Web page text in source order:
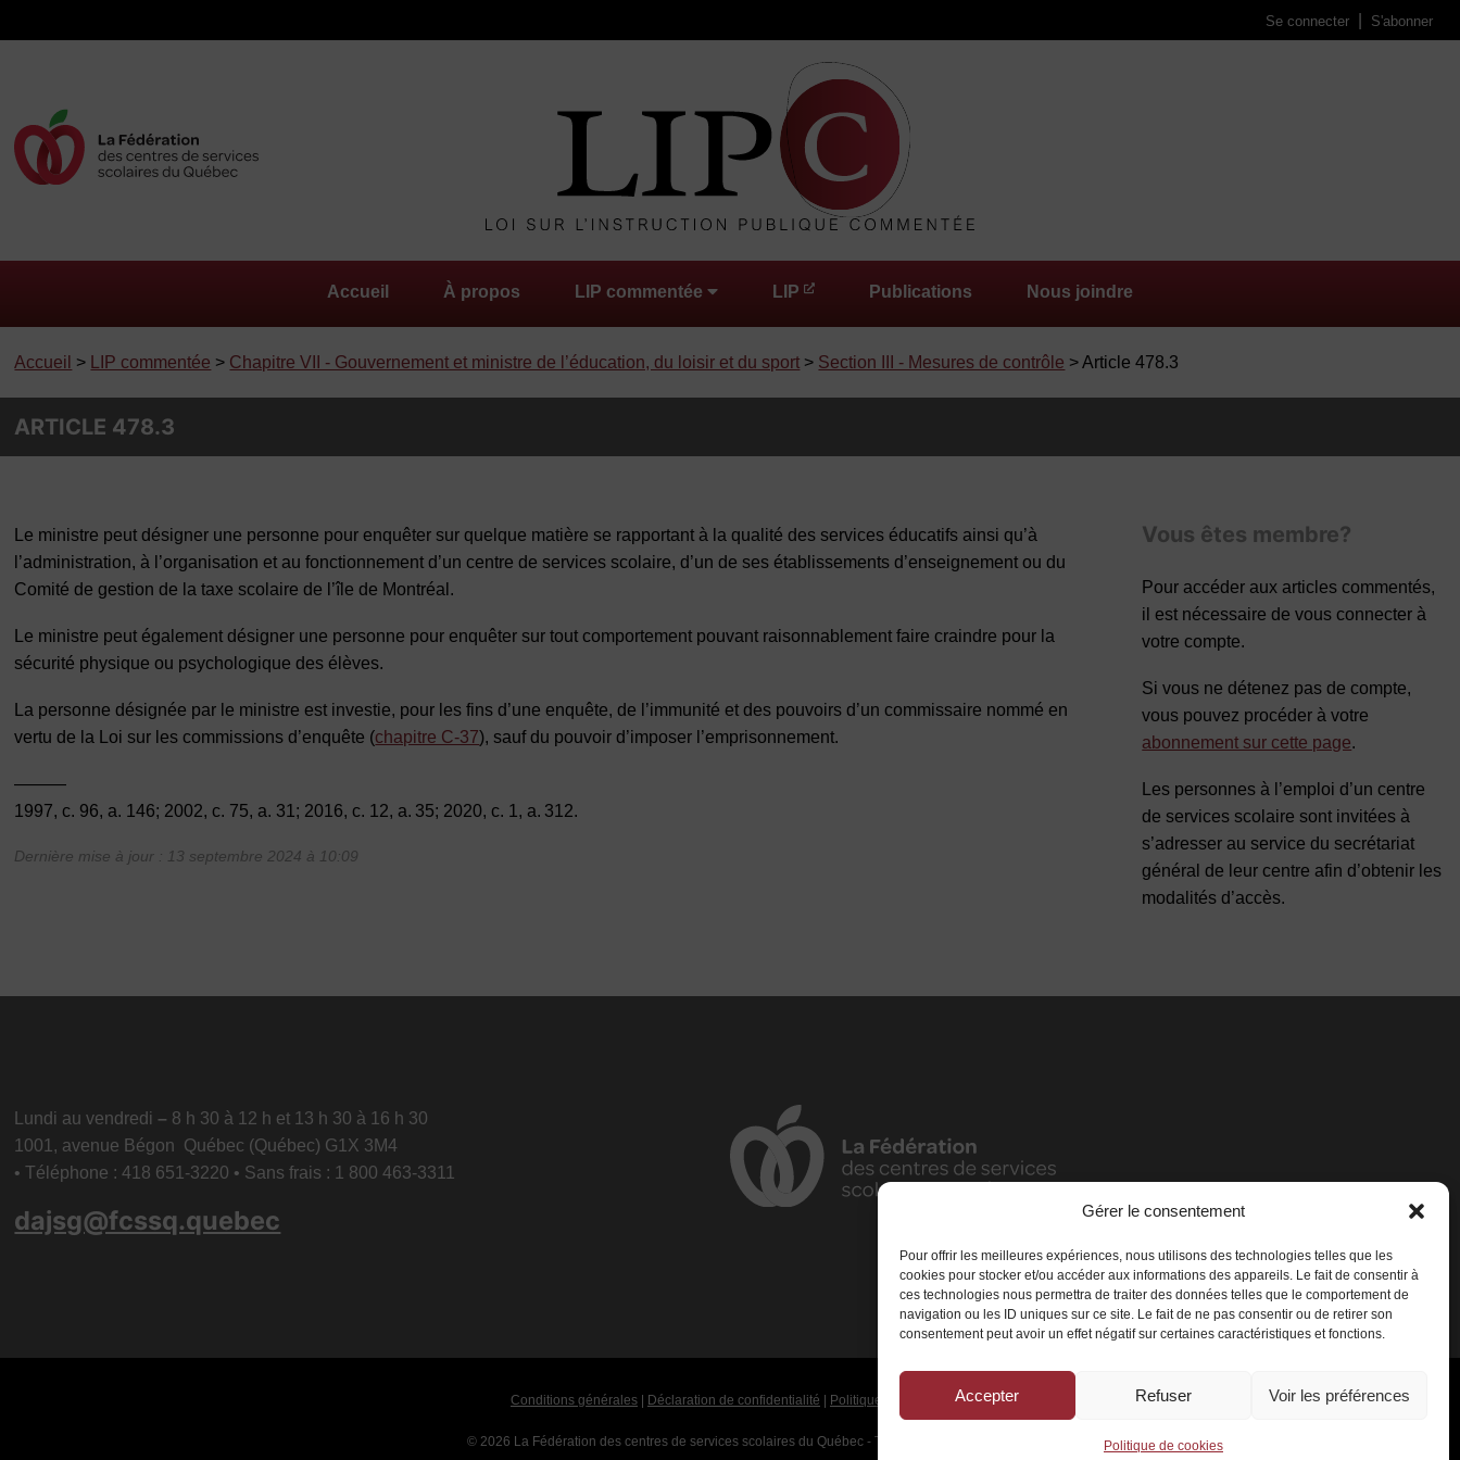
Gérer le consentement
Pour offrir les meilleures expériences, nous utilisons des technologies telles que les
cookies pour stocker et/ou accéder aux informations des appareils. Le fait de consentir à
ces technologies nous permettra de traiter des données telles que le comportement de
navigation ou les ID uniques sur ce site. Le fait de ne pas consentir ou de retirer son
consentement peut avoir un effet négatif sur certaines caractéristiques et fonctions.
Accepter Refuser Voir les préférences
Politique de cookies
Se connecter S'abonner
Accueil À propos LIP commentée LIP Publications Nous joindre
Accueil > LIP commentée > Chapitre VII - Gouvernement et ministre de l’éducation, du loisir et du sport > Section III - Mesures de contrôle > Article 478.3
ARTICLE 478.3
Le ministre peut désigner une personne pour enquêter sur quelque matière se rapportant à la qualité des services éducatifs ainsi qu’à
l’administration, à l’organisation et au fonctionnement d’un centre de services scolaire, d’un de ses établissements d’enseignement ou du
Comité de gestion de la taxe scolaire de l’île de Montréal.
Le ministre peut également désigner une personne pour enquêter sur tout comportement pouvant raisonnablement faire craindre pour la
sécurité physique ou psychologique des élèves.
La personne désignée par le ministre est investie, pour les fins d’une enquête, de l’immunité et des pouvoirs d’un commissaire nommé en
vertu de la Loi sur les commissions d’enquête (chapitre C‐37), sauf du pouvoir d’imposer l’emprisonnement.
———
1997, c. 96, a. 146; 2002, c. 75, a. 31; 2016, c. 12, a. 35; 2020, c. 1, a. 312.
Dernière mise à jour : 13 septembre 2024 à 10:09
Vous êtes membre?
Pour accéder aux articles commentés,
il est nécessaire de vous connecter à
votre compte.
Si vous ne détenez pas de compte,
vous pouvez procéder à votre
abonnement sur cette page.
Les personnes à l’emploi d’un centre
de services scolaire sont invitées à
s’adresser au service du secrétariat
général de leur centre afin d’obtenir les
modalités d’accès.
Lundi au vendredi– 8 h 30 à 12 h et 13 h 30 à 16 h 30
1001, avenue Bégon Québec (Québec) G1X 3M4
• Téléphone : 418 651-3220 • Sans frais : 1 800 463-3311
dajsg@fcssq.quebec
Conditions générales| Déclaration de confidentialité Politique de cookies
© 2026 La Fédération des centres de services scolaires du Québec - Tous droits réservés